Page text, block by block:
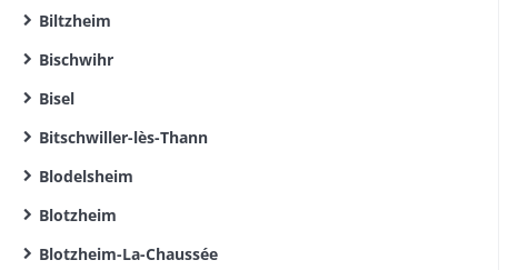
Biltzheim
Bischwihr
Bisel
Bitschwiller-lès-Thann
Blodelsheim
Blotzheim
Blotzheim-La-Chaussée